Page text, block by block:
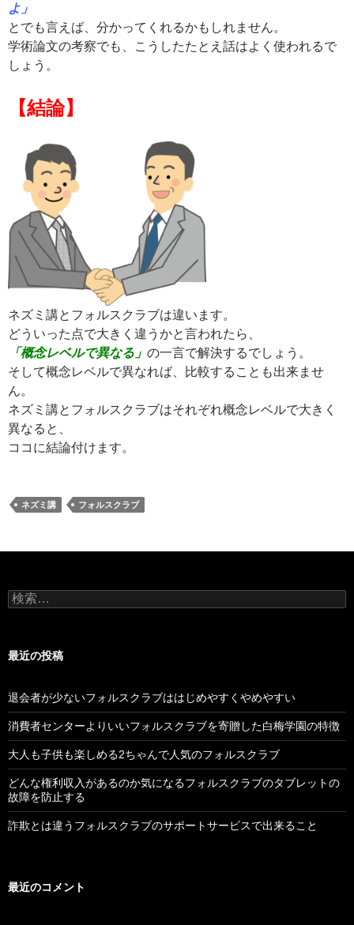
よ」
とでも言えば、分かってくれるかもしれません。
学術論文の考察でも、こうしたたとえ話はよく使われるで
しょう。
【結論】
ネズミ講とフォルスクラブは違います。
どういった点で大きく違うかと言われたら、
「概念レベルで異なる」 の一言で解決するでしょう。
そして概念レベルで異なれば、比較することも出来ませ
ん。
ネズミ講とフォルスクラブはそれぞれ概念レベルで大きく
異なると、
ココに結論付けます。
ネズミ講 フォルスクラブ
検
索:
最近の投稿
退会者が少ないフォルスクラブははじめやすくやめやすい
消費者センターよりいいフォルスクラブを寄贈した白梅学園の特徴
大人も子供も楽しめる2ちゃんで人気のフォルスクラブ
どんな権利収入があるのか気になるフォルスクラブのタブレットの
故障を防止する
詐欺とは違うフォルスクラブのサポートサービスで出来ること
最近のコメント